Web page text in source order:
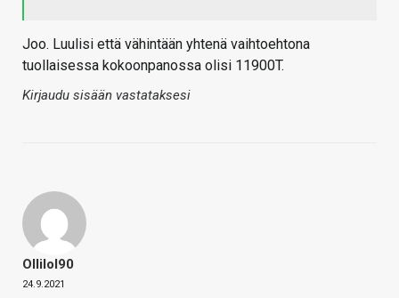
Joo. Luulisi että vähintään yhtenä vaihtoehtona
tuollaisessa kokoonpanossa olisi 11900T.
Kirjaudu sisään vastataksesi
Ollilol90
24.9.2021